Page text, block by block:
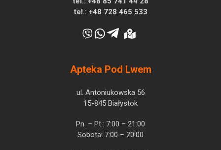
tel.: +48 728 465 533
Apteka Pod Lwem
ul. Antoniukowska 56
15-845 Białystok
Pn. – Pt.: 7:00 – 21:00
Sobota: 7:00 – 20:00